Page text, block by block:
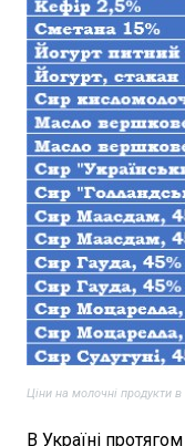
Ціни на молочні продукти
В Україні